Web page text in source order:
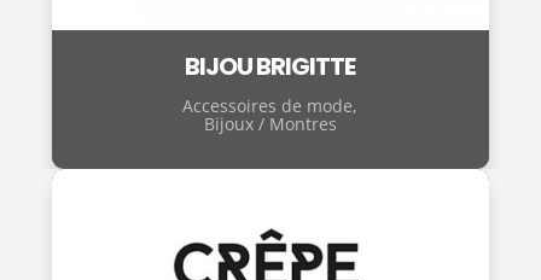
BIJOU BRIGITTE
Accessoires de mode,
Bijoux / Montres